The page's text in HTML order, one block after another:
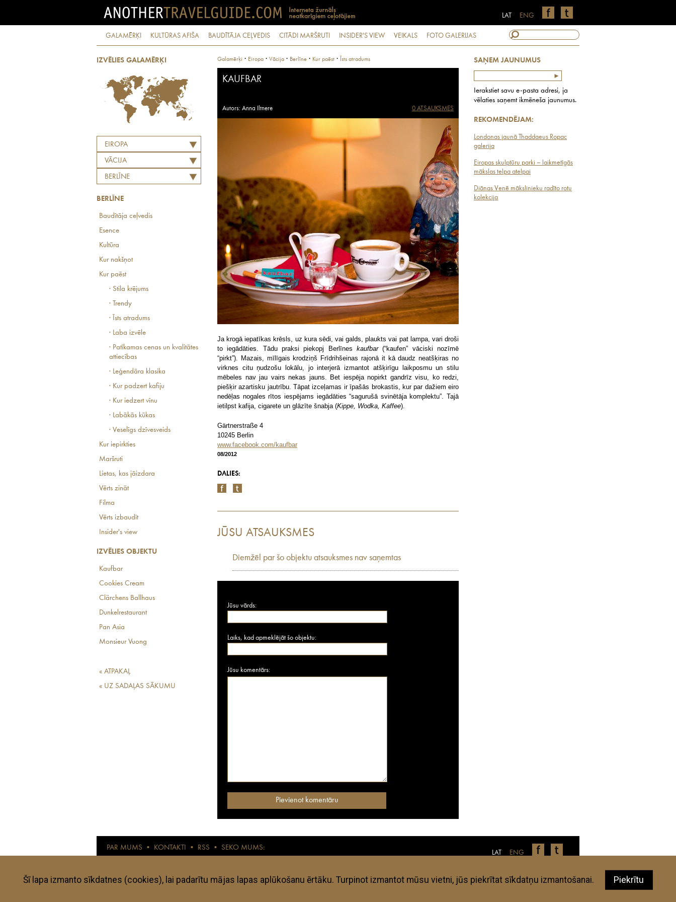
ENG
LAT
GALAMĒRĶI KULTŪRAS AFIŠA BAUDĪTĀJA CEĻVEDIS CITĀDI MARŠRUTI INSIDER'S VIEW VEIKALS FOTO GALERIJAS
IZVĒLIES GALAMĒRĶI
EIROPA
VĀCIJA
BERLĪNE
BERLĪNE
Baudītāja ceļvedis
Esence
Kultūra
Kur nakšņot
Kur paēst
· Stila krējums
· Trendy
· Īsts atradums
· Laba izvēle
· Patīkamas cenas un kvalitātes
attiecības
· Leģendāra klasika
· Kur padzert kafiju
· Kur iedzert vīnu
· Labākās kūkas
· Veselīgs dzīvesveids
Kur iepirkties
Maršruti
Lietas, kas jāizdara
Vērts zināt
Filma
Vērts izbaudīt
Insider's view
IZVĒLIES OBJEKTU
Kaufbar
Cookies Cream
Clärchens Ballhaus
Dunkelrestaurant
Pan Asia
Monsieur Vuong
« ATPAKAĻ
« UZ SADAĻAS SĀKUMU
SAŅEM JAUNUMUS
Ierakstiet savu e-pasta adresi, ja
vēlaties saņemt ikmēneša jaunumus.
REKOMENDĒJAM:
Londonas jaunā Thaddaeus Ropac
galerija
Eiropas skulptūru parki – laikmetīgās
mākslas telpa atelpai
Diānas Venē mākslinieku radīto rotu
kolekcija
Galamērķi · Eiropa · Vācija · Berlīne · Kur paēst · Īsts atradums
KAUFBAR
Autors: Anna Iltnere 0 ATSAUKSMES
Ja krogā iepatīkas krēsls, uz kura sēdi, vai galds, plaukts vai pat lampa, vari droši
to iegādāties. Tādu praksi piekopj Berlīnes kaufbar(“kaufen” vāciski nozīmē
“pirkt”). Mazais, mīlīgais krodziņš Frīdrihšeinas rajonā it kā daudz neatšķiras no
virknes citu ņudzošu lokālu, jo interjerā izmantot atšķirīgu laikposmu un stilu
mēbeles nav jau vairs nekas jauns. Bet iespēja nopirkt gandrīz visu, ko redzi,
piešķir azartisku jautrību. Tāpat izceļamas ir īpašās brokastis, kur par dažiem eiro
nedēļas nogales rītos iespējams iegādāties “sagurušā svinētāja komplektu”. Tajā
ietilpst kafija, cigarete un glāzīte šnabja (Kippe, Wodka, Kaffee).
Gärtnerstraße 4
10245 Berlin
www.facebook.com/kaufbar
08/2012
DALIES:
JŪSU ATSAUKSMES
Diemžēl par šo objektu atsauksmes nav saņemtas
Jūsu vārds:
Laiks, kad apmeklējāt šo objektu:
Jūsu komentārs:
PAR MUMS • KONTAKTI • RSS • SEKO MUMS:
ENG
LAT
pārbaudītas un izvērtētas. Visi autoru viedokļi ir subjektīvi un anothertravelguide.lv neuzņemas nekādu atbildību, ja kāda no te aplūkotajām vietām neatbilst jūsu